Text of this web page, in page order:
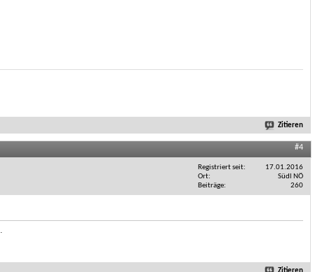
Zitieren
#4
Registriert seit
17.01.2016
Ort
Südl NÖ
Beiträge
260